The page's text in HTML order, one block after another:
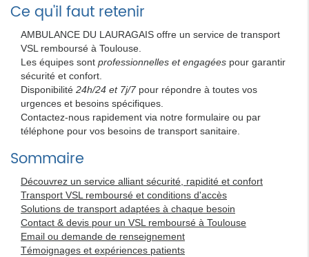
Ce qu'il faut retenir
AMBULANCE DU LAURAGAIS offre un service de transport
VSL remboursé à Toulouse.
Les équipes sont professionnelles et engagées pour garantir
sécurité et confort.
Disponibilité 24h/24 et 7j/7pour répondre à toutes vos
urgences et besoins spécifiques.
Contactez-nous rapidement via notre formulaire ou par
téléphone pour vos besoins de transport sanitaire.
Sommaire
Découvrez un service alliant sécurité, rapidité et confort
Transport VSL remboursé et conditions d'accès
Solutions de transport adaptées à chaque besoin
Contact & devis pour un VSL remboursé à Toulouse
Email ou demande de renseignement
Témoignages et expériences patients